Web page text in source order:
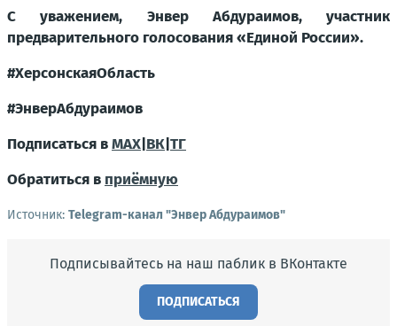
С уважением, Энвер Абдураимов, участник
предварительного голосования «Единой России».
#ХерсонскаяОбласть
#ЭнверАбдураимов
Подписаться вMAX|ВК|ТГ
Обратиться в приёмную
Источник: Telegram-канал "Энвер Абдураимов"
Подписывайтесь на наш паблик в ВКонтакте
ПОДПИСАТЬСЯ